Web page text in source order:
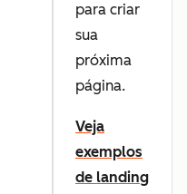
para criar
sua
próxima
página.
Veja
exemplos
de landing